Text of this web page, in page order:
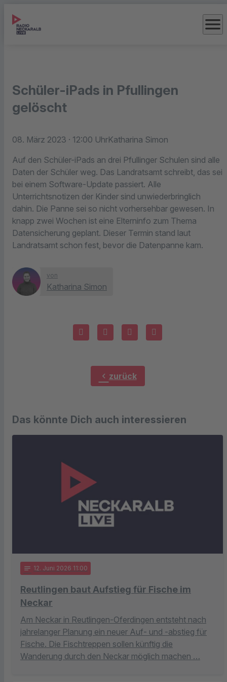
menu
Schüler-iPads in Pfullingen
gelöscht
08. März 2023 · 12:00 UhrKatharina Simon
Auf den Schüler-iPads an drei Pfullinger Schulen sind alle
Daten der Schüler weg. Das Landratsamt schreibt, das sei
bei einem Software-Update passiert. Alle
Unterrichtsnotizen der Kinder sind unwiederbringlich
dahin. Die Panne sei so nicht vorhersehbar gewesen. In
knapp zwei Wochen ist eine Elterninfo zum Thema
Datensicherung geplant. Dieser Termin stand laut
Landratsamt schon fest, bevor die Datenpanne kam.
von
Katharina Simon
chevron_left zurück
Das könnte Dich auch interessieren
notes 12. Juni 2026 11:00
Reutlingen baut Aufstieg für Fische im
Neckar
Am Neckar in Reutlingen-Oferdingen entsteht nach
jahrelanger Planung ein neuer Auf- und -abstieg für
Fische. Die Fischtreppen sollen künftig die
Wanderung durch den Neckar möglich machen …